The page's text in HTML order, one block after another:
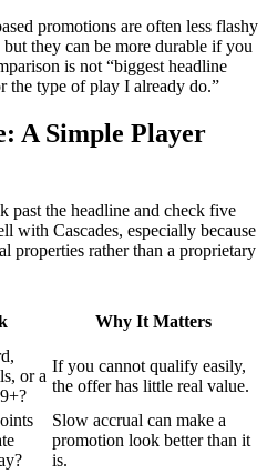
promotions are often less flashy
they can be more durable if you
is not “biggest headline
the type of play I already do.”
A Simple Player
past the headline and check five
with Cascades, especially because
properties rather than a proprietary
Why It Matters
or a
If you cannot qualify easily,
the offer has little real value.
Slow accrual can make a
promotion look better than it
is.